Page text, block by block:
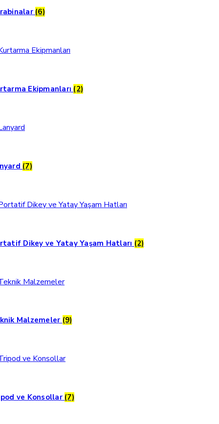
(6)
Ekipmanları (2)
(7)
Dikey ve Yatay Yaşam Hatları (2)
Malzemeler (9)
ve Konsollar (7)